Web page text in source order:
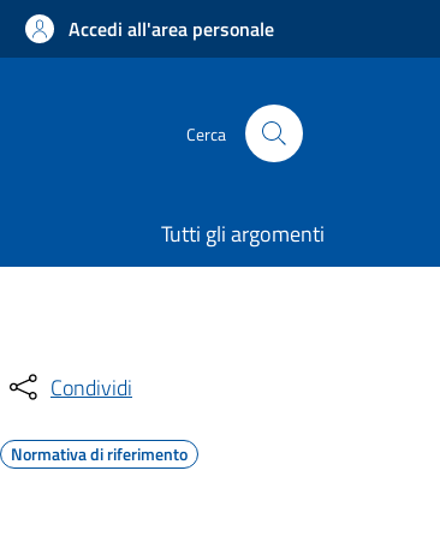
Accedi all'area personale
Cerca
Tutti gli argomenti
Condividi
Normativa di riferimento